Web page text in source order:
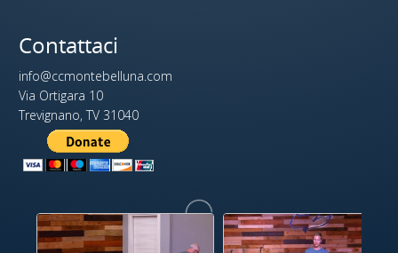
Contattaci
info@ccmontebelluna.com
Via Ortigara 10
Trevignano, TV 31040